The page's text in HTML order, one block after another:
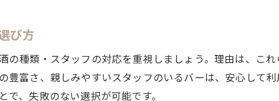
び方
の種類・スタッフの対応を重視しましょう。理由は、こ
豊富さ、親しみやすいスタッフのいるバーは、安心して
、失敗のない選択が可能です。